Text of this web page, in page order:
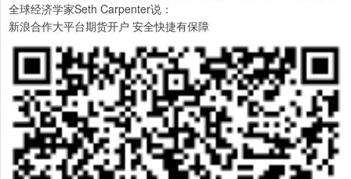
全球经济学家Seth Carpenter说：
新浪合作大平台期货开户 安全快捷有保障